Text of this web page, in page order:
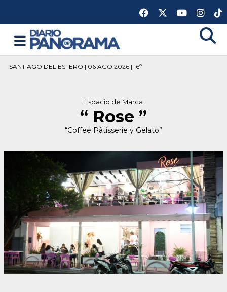
SANTIAGO DEL ESTERO | 06 AGO 2026 | 16º
Espacio de Marca
“ Rose ”
“Coffee Pâtisserie y Gelato”